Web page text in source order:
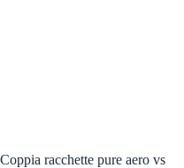
Coppia racchette pure aero vs